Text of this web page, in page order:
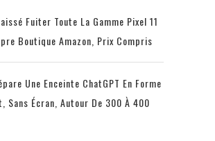
Fuiter Toute La Gamme Pixel 11
Boutique Amazon, Prix Compris
Une Enceinte ChatGPT En Forme
Sans Écran, Autour De 300 À 400